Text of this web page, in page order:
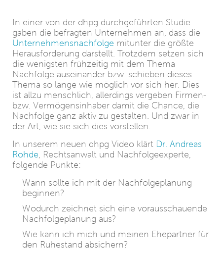
In einer von der dhpg durchgeführten Studie
gaben die befragten Unternehmen an, dass die
Unternehmensnachfolge mitunter die größte
Herausforderung darstellt. Trotzdem setzen sich
die wenigsten frühzeitig mit dem Thema
Nachfolge auseinander bzw. schieben dieses
Thema so lange wie möglich vor sich her. Dies
ist allzu menschlich, allerdings vergeben Firmen-
bzw. Vermögensinhaber damit die Chance, die
Nachfolge ganz aktiv zu gestalten. Und zwar in
der Art, wie sie sich dies vorstellen.
In unserem neuen dhpg Video klärt Dr. Andreas
Rohde, Rechtsanwalt und Nachfolgeexperte,
folgende Punkte:
Wann sollte ich mit der Nachfolgeplanung
beginnen?
Wodurch zeichnet sich eine vorausschauende
Nachfolgeplanung aus?
Wie kann ich mich und meinen Ehepartner für
den Ruhestand absichern?